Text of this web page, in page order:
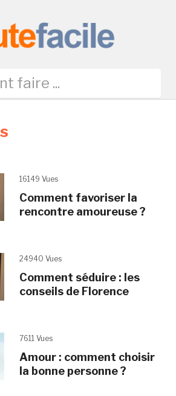
16149 Vues
Comment favoriser la
rencontre amoureuse ?
24940 Vues
Comment séduire : les
conseils de Florence
7611 Vues
Amour : comment choisir
la bonne personne ?